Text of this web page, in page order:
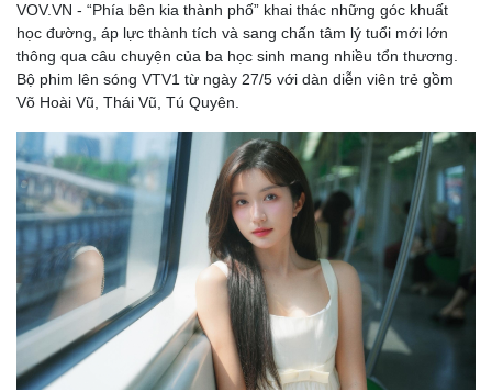
Văn hóa
Sân khấu - Điện ảnh
Văn học
Âm nhạc
Di sản
Giải trí
Nghệ sĩ
Thời trang
Sao Việt
VOV.VN - “Phía bên kia thành phố” khai thác những góc khuất
học đường, áp lực thành tích và sang chấn tâm lý tuổi mới lớn
thông qua câu chuyện của ba học sinh mang nhiều tổn thương.
Bộ phim lên sóng VTV1 từ ngày 27/5 với dàn diễn viên trẻ gồm
Võ Hoài Vũ, Thái Vũ, Tú Quyên.